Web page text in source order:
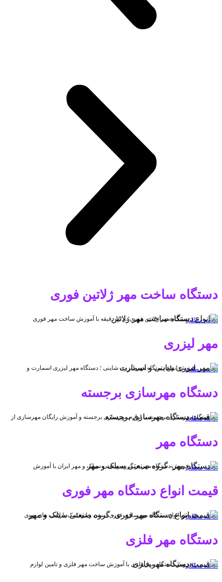
دستگاه ساخت مهر ژلاتین فوری
دستگاه مهر ژلاتین فوری در 10 دقیقه با آموزش ساخت مهر فوریادامه مطلب
مهر لیزری
فروش انواع دستگاه مهر لیزری شاینی ؛ دستگاه مهر لیزری اسمارت وادامه مطلب
دستگاه مهرسازی برجسته
دستگاه مهرسازی برجسته با لوازم مهرسازی برجسته و آموزش رایگان مهرسازی از
ادامه مطلب
دستگاه مهر
فروش دستگاه مهر در گروه صنعتی سیلک و مهر ایران با آموزشادامه مطلب
قیمت انواع دستگاه مهر فوری
فروش انواع دستگاه مهرسازی فوری دستی و اتوماتیک با لامپ های یوویادامه مطلب
دستگاه مهر فلزی
فروش دستگاه مهر فلزی با آموزش ساخت مهر فلزی و تامین لوازمادامه مطلب